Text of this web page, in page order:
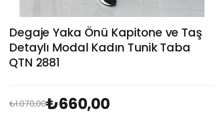
Degaje Yaka Önü Kapitone ve Taş
Detaylı Modal Kadın Tunik Taba
QTN 2881
₺1.070,00₺660,00